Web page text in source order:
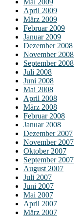
Mai 2009
April 2009
März 2009
Februar 2009
Januar 2009
Dezember 2008
November 2008
September 2008
Juli 2008
Juni 2008
Mai 2008
April 2008
März 2008
Februar 2008
Januar 2008
Dezember 2007
November 2007
Oktober 2007
September 2007
August 2007
Juli 2007
Juni 2007
Mai 2007
April 2007
März 2007